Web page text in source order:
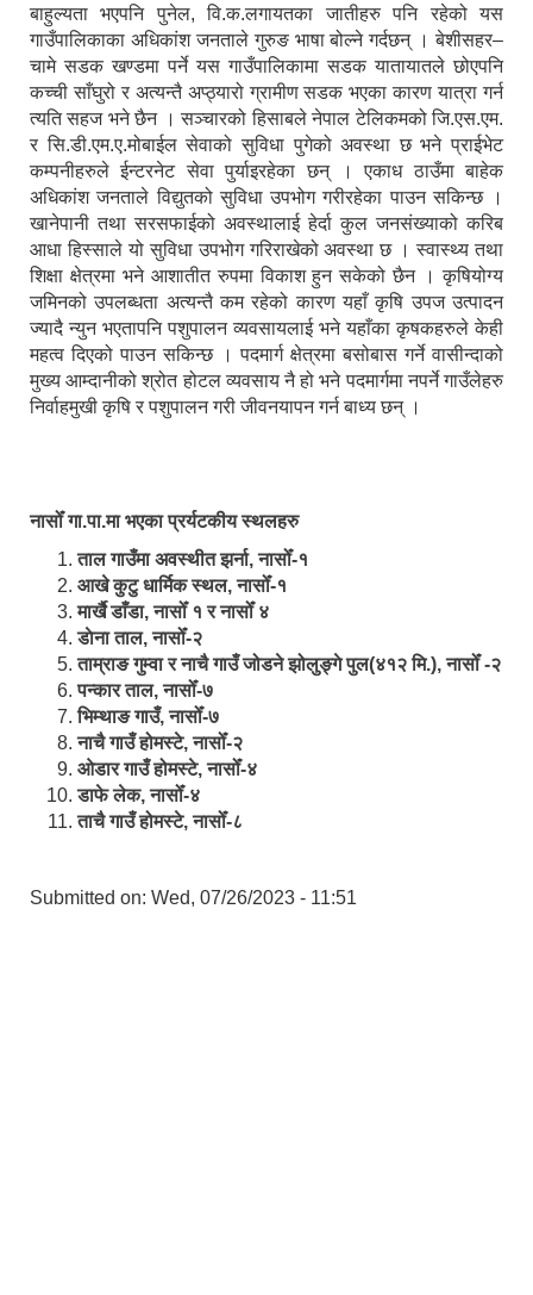
बाहुल्यता भएपनि पुनेल, वि.क.लगायतका जातीहरु पनि रहेको यस
गाउँपालिकाका अधिकांश जनताले गुरुङ भाषा बोल्ने गर्दछन् । बेशीसहर–
चामे सडक खण्डमा पर्ने यस गाउँपालिकामा सडक यातायातले छोएपनि
कच्ची साँघुरो र अत्यन्तै अप्ठ्यारो ग्रामीण सडक भएका कारण यात्रा गर्न
त्यति सहज भने छैन । सञ्चारको हिसाबले नेपाल टेलिकमको जि.एस.एम.
र सि.डी.एम.ए.मोबाईल सेवाको सुविधा पुगेको अवस्था छ भने प्राईभेट
कम्पनीहरुले ईन्टरनेट सेवा पुर्याइरहेका छन् । एकाध ठाउँमा बाहेक
अधिकांश जनताले विद्युतको सुविधा उपभोग गरीरहेका पाउन सकिन्छ ।
खानेपानी तथा सरसफाईको अवस्थालाई हेर्दा कुल जनसंख्याको करिब
आधा हिस्साले यो सुविधा उपभोग गरिराखेको अवस्था छ । स्वास्थ्य तथा
शिक्षा क्षेत्रमा भने आशातीत रुपमा विकाश हुन सकेको छैन । कृषियोग्य
जमिनको उपलब्धता अत्यन्तै कम रहेको कारण यहाँ कृषि उपज उत्पादन
ज्यादै न्युन भएतापनि पशुपालन व्यवसायलाई भने यहाँका कृषकहरुले केही
महत्व दिएको पाउन सकिन्छ । पदमार्ग क्षेत्रमा बसोबास गर्ने वासीन्दाको
मुख्य आम्दानीको श्रोत होटल व्यवसाय नै हो भने पदमार्गमा नपर्ने गाउँलेहरु
निर्वाहमुखी कृषि र पशुपालन गरी जीवनयापन गर्न बाध्य छन् ।
नासोँ गा.पा.मा भएका प्रर्यटकीय स्थलहरु
ताल गाउँमा अवस्थीत झर्ना, नासोँ-१
आखे कुटु धार्मिक स्थल, नासोँ-१
मार्खै डाँडा, नासोँ १ र नासोँ ४
डाेना ताल, नासोँ-२
ताम्राङ गुम्वा र नाचै गाउँ जोडने झोलुङ्गे पुल(४१२ मि.), नासोँ -२
पन्कार ताल, नासोँ-७
भिम्थाङ गाउँ, नासोँ-७
नाचै गाउँ होमस्टे, नासोँ-२
ओ‍‍‌डार गाउँ होमस्टे, नासोँ-४
डाफे लेक, नासोँ-४
ताचै गाउँ होमस्टे, नासोँ-८
Submitted on: Wed, 07/26/2023 - 11:51